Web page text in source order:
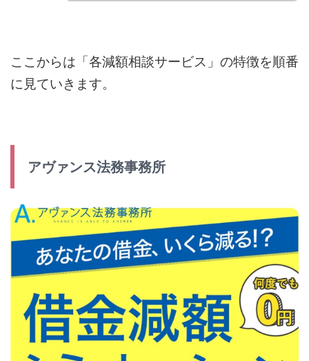
ここからは「各減額相談サービス」の特徴を順番
に見ていきます。
アヴァンス法務事務所